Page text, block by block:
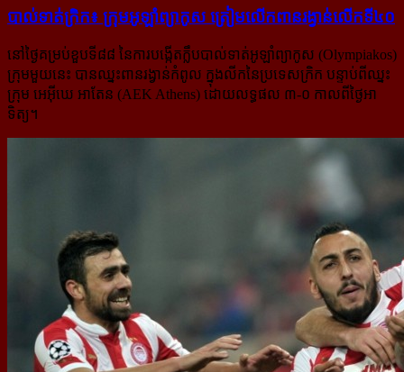
បាល់ទាត់ក្រិក៖ ក្រុម​អូឡាំព្យាកូស ត្រៀម​លើក​ពានរង្វាន់​លើក​​ទី​៤០
នៅថ្ងៃគម្រប់ខួបទី៨៨ នៃការបង្កើតក្លឹបបាល់ទាត់អូឡាំព្យាកូស (Olympiakos)
ក្រុមមួយនេះ បានឈ្នះពានរង្វាន់កំពូល ក្នុងលីកនៃប្រទេសក្រិក បន្ទាប់ពីឈ្នះ
ក្រុម អេអ៊ីឃេ អាតែន (AEK Athens) ដោយលទ្ធផល ៣-០ កាលពីថ្ងៃអា
ទិត្យ។